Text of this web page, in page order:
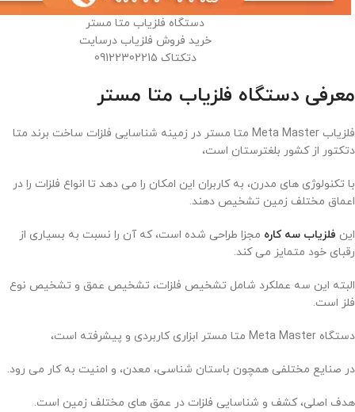
دستگاه فلزیاب متا مستر
خرید فروش فلزیاب درسایت
دتکتاک 09122302215
معرفی دستگاه فلزیاب متا مستر
فلزیاب Meta Master متا مستر در زمینه شناسایی فلزات ساخت برند متا
دتکتور از کشور بلغترستان است،
با تکنولوژی‌ های مدرن، به کاربران این امکان را می‌ دهد تا انواع فلزات را در
اعماق مختلف زمین تشخیص دهند.
این فلزیاب سه کاره مجزا طراحی شده است، که آن را نسبت به بسیاری از
رقبای خود متمایز می‌ کند.
البته این سه عملکرد شامل تشخیص فلزات، تشخیص عمق و تشخیص نوع
فلز است.
دستگاه Meta Master متا مستر ابزاری کاربردی و پیشرفته است،
در صنایع مختلفی همچون باستان‌ شناسی، معدن، و امنیت به کار می‌ رود.
هدف اصلی، کشف و شناسایی فلزات در عمق‌ های مختلف زمین است.